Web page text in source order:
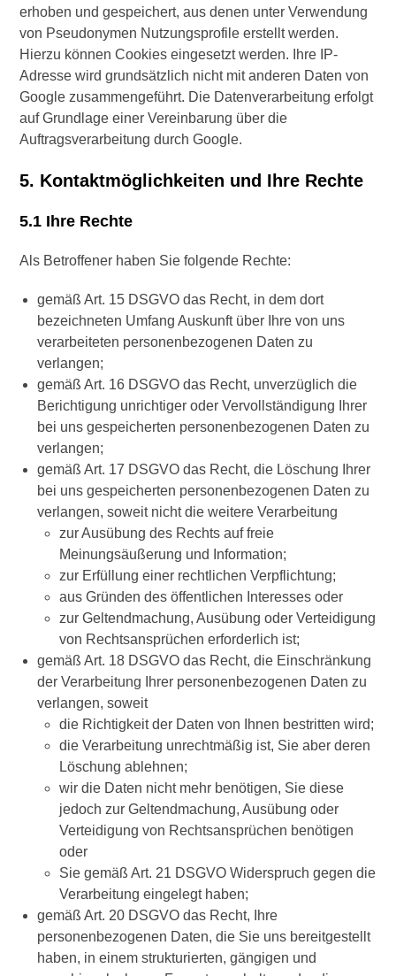
erhoben und gespeichert, aus denen unter Verwendung
von Pseudonymen Nutzungsprofile erstellt werden.
Hierzu können Cookies eingesetzt werden. Ihre IP-
Adresse wird grundsätzlich nicht mit anderen Daten von
Google zusammengeführt. Die Datenverarbeitung erfolgt
auf Grundlage einer Vereinbarung über die
Auftragsverarbeitung durch Google.
5. Kontaktmöglichkeiten und Ihre Rechte
5.1 Ihre Rechte
Als Betroffener haben Sie folgende Rechte:
gemäß Art. 15 DSGVO das Recht, in dem dort
bezeichneten Umfang Auskunft über Ihre von uns
verarbeiteten personenbezogenen Daten zu
verlangen;
gemäß Art. 16 DSGVO das Recht, unverzüglich die
Berichtigung unrichtiger oder Vervollständigung Ihrer
bei uns gespeicherten personenbezogenen Daten zu
verlangen;
gemäß Art. 17 DSGVO das Recht, die Löschung Ihrer
bei uns gespeicherten personenbezogenen Daten zu
verlangen, soweit nicht die weitere Verarbeitung
zur Ausübung des Rechts auf freie
Meinungsäußerung und Information;
zur Erfüllung einer rechtlichen Verpflichtung;
aus Gründen des öffentlichen Interesses oder
zur Geltendmachung, Ausübung oder Verteidigung
von Rechtsansprüchen erforderlich ist;
gemäß Art. 18 DSGVO das Recht, die Einschränkung
der Verarbeitung Ihrer personenbezogenen Daten zu
verlangen, soweit
die Richtigkeit der Daten von Ihnen bestritten wird;
die Verarbeitung unrechtmäßig ist, Sie aber deren
Löschung ablehnen;
wir die Daten nicht mehr benötigen, Sie diese
jedoch zur Geltendmachung, Ausübung oder
Verteidigung von Rechtsansprüchen benötigen
oder
Sie gemäß Art. 21 DSGVO Widerspruch gegen die
Verarbeitung eingelegt haben;
gemäß Art. 20 DSGVO das Recht, Ihre
personenbezogenen Daten, die Sie uns bereitgestellt
haben, in einem strukturierten, gängigen und